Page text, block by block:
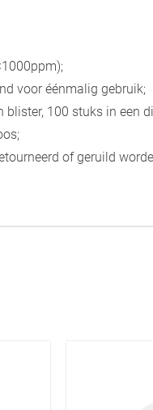
voor éénmalig gebruik;
blister, 100 stuks in een
of geruild